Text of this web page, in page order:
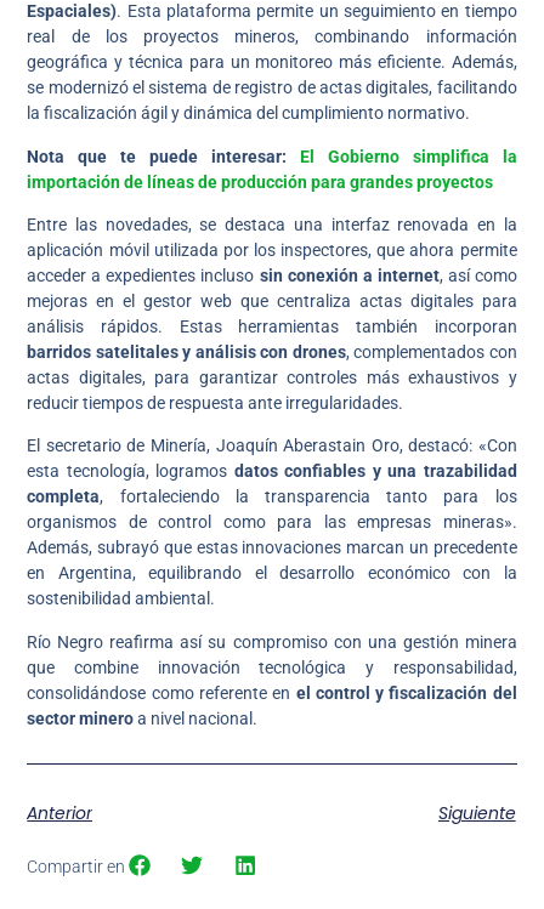
Espaciales). Esta plataforma permite un seguimiento en tiempo
real de los proyectos mineros, combinando información
geográfica y técnica para un monitoreo más eficiente. Además,
se modernizó el sistema de registro de actas digitales, facilitando
la fiscalización ágil y dinámica del cumplimiento normativo.
Nota que te puede interesar: El Gobierno simplifica la
importación de líneas de producción para grandes proyectos
Entre las novedades, se destaca una interfaz renovada en la
aplicación móvil utilizada por los inspectores, que ahora permite
acceder a expedientes incluso sin conexión a internet, así como
mejoras en el gestor web que centraliza actas digitales para
análisis rápidos. Estas herramientas también incorporan
barridos satelitales y análisis con drones, complementados con
actas digitales, para garantizar controles más exhaustivos y
reducir tiempos de respuesta ante irregularidades.
El secretario de Minería, Joaquín Aberastain Oro, destacó: «Con
esta tecnología, logramos datos confiables y una trazabilidad
completa, fortaleciendo la transparencia tanto para los
organismos de control como para las empresas mineras».
Además, subrayó que estas innovaciones marcan un precedente
en Argentina, equilibrando el desarrollo económico con la
sostenibilidad ambiental.
Río Negro reafirma así su compromiso con una gestión minera
que combine innovación tecnológica y responsabilidad,
consolidándose como referente en el control y fiscalización del
sector mineroa nivel nacional.
Anterior Siguiente
Compartir en